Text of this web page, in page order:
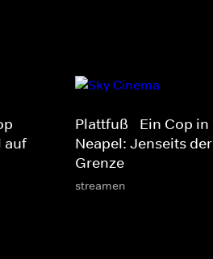
-
auf
Plattfuß - Ein Cop in
Neapel: Jenseits der
Grenze
streamen